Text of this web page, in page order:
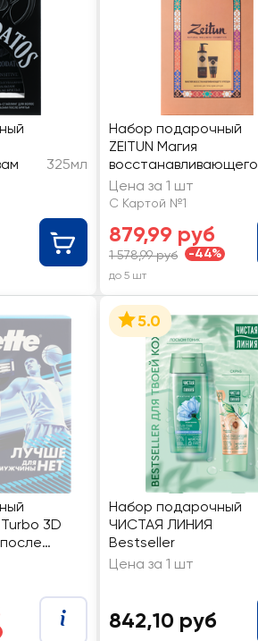
325мл
Набор подарочный
ZEITUN Магия
восстанавливающего
ухода
Цена за 1 шт
С Картой №1
879,99 руб
1 578,99 руб -44%
до 5 шт
3D
50мл
5.0
Набор подарочный
ЧИСТАЯ ЛИНИЯ
Bestseller
Цена за 1 шт
842,10 руб